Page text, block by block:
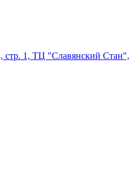
стр. 1, ТЦ "Славянский Стан",